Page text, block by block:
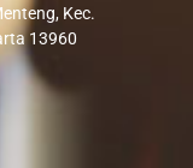
Kec.
13960